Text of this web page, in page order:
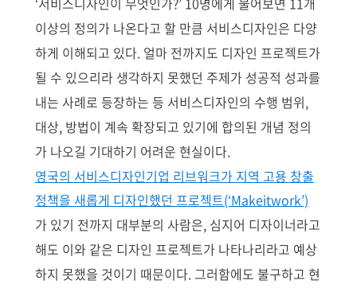
이상의 정의가 나온다고 할 만큼 서비스디자인은 다양
하게 이해되고 있다. 얼마 전까지도 디자인 프로젝트가
될 수 있으리라 생각하지 못했던 주제가 성공적 성과를
내는 사례로 등장하는 등 서비스디자인의 수행 범위,
대상, 방법이 계속 확장되고 있기에 합의된 개념 정의
가 나오길 기대하기 어려운 현실이다.
영국의 서비스디자인기업 리브워크가 지역 고용 창출
정책을 새롭게 디자인했던 프로젝트(‘Makeitwork’)
가 있기 전까지 대부분의 사람은, 심지어 디자이너라고
해도 이와 같은 디자인 프로젝트가 나타나리라고 예상
하지 못했을 것이기 때문이다. 그러함에도 불구하고 현